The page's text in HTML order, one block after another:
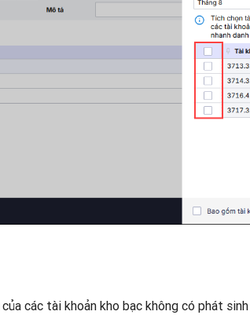
các tài khoản kho bạc không có phát